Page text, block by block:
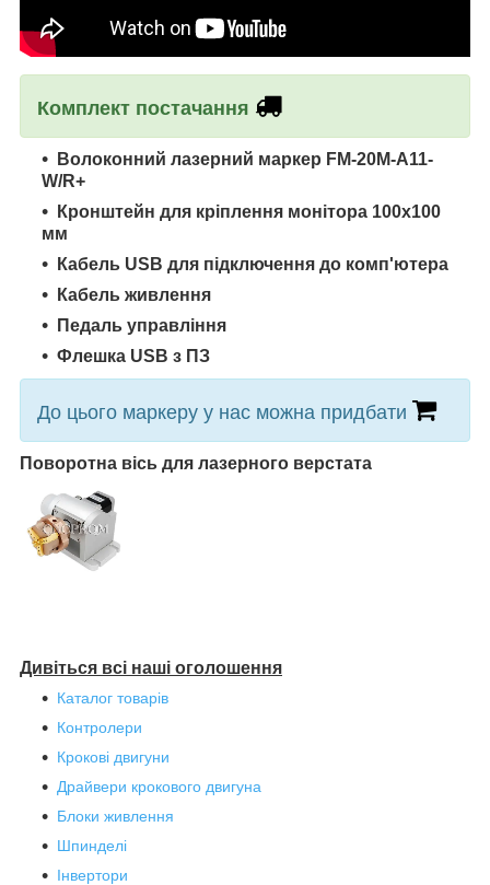
Комплект постачання
Волоконний лазерний маркер FM-20M-A11-
W/R+
Кронштейн для кріплення монітора 100х100
мм
Кабель USB для підключення до комп'ютера
Кабель живлення
Педаль управління
Флешка USB з ПЗ
До цього маркеру у нас можна придбати
Поворотна вісь для лазерного верстата
Дивіться всі наші оголошення
Каталог товарів
Контролери
Крокові двигуни
Драйвери крокового двигуна
Блоки живлення
Шпинделі
Інвертори